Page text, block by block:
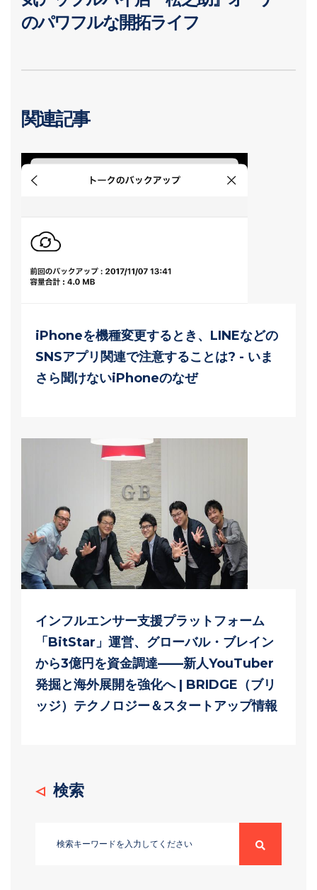
のパワフルな開拓ライフ
関連記事
iPhoneを機種変更するとき、LINEなどの
SNSアプリ関連で注意することは? - いま
さら聞けないiPhoneのなぜ
インフルエンサー支援プラットフォーム
「BitStar」運営、グローバル・ブレイン
から3億円を資金調達——新人YouTuber
発掘と海外展開を強化へ | BRIDGE（ブリ
ッジ）テクノロジー＆スタートアップ情報
検索